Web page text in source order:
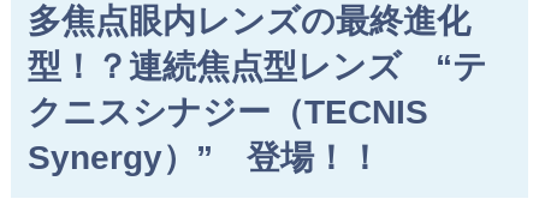
多焦点眼内レンズの最終進化
型！？連続焦点型レンズ “テ
クニスシナジー（TECNIS
Synergy）” 登場！！